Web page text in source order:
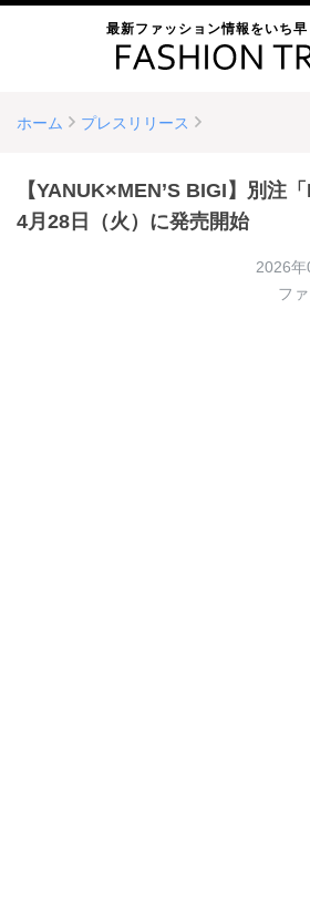
最新ファッション情報をいち早
ホーム プレスリリース
【YANUK×MEN’S BIGI】別注
4月28日（火）に発売開始
2026
フ